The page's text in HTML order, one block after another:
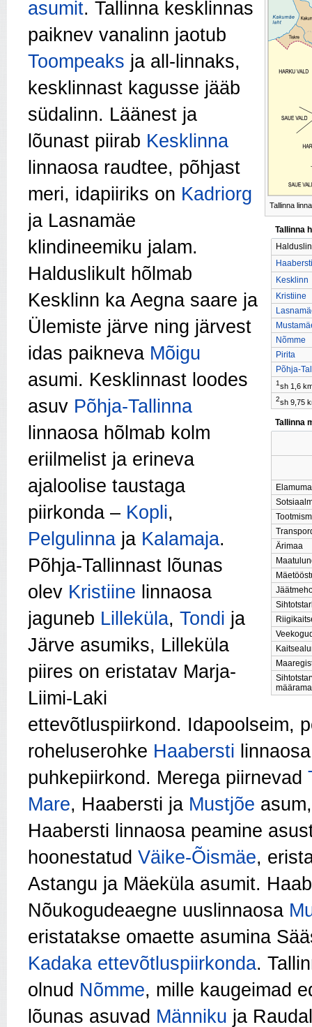
Tallinna
Tallinna
Haabersti
Kesklinn
Kristiine
Nõmme
Pirita
Põhja-
1sh 1,6
2sh 9,75
Tallinna
Ärimaa
asumit. Tallinna kesklinnas
paiknev vanalinn jaotub
Toompeaks ja all-linnaks,
kesklinnast kagusse jääb
südalinn. Läänest ja
lõunast piirab Kesklinna
linnaosa raudtee, põhjast
meri, idapiiriks on Kadriorg
ja Lasnamäe
klindineemiku jalam.
Halduslikult hõlmab
Kesklinn ka Aegna saare ja
Ülemiste järve ning järvest
idas paikneva Mõigu
asumi. Kesklinnast loodes
asuv Põhja-Tallinna
linnaosa hõlmab kolm
eriilmelist ja erineva
ajaloolise taustaga
piirkonda – Kopli,
Pelgulinna ja Kalamaja.
Põhja-Tallinnast lõunas
olev Kristiine linnaosa
jaguneb Lilleküla, Tondi ja
Järve asumiks, Lilleküla
piires on eristatav Marja-
Liimi-Laki
ettevõtluspiirkond. Idapoolseim,
roheluserohke Haabersti
puhkepiirkond. Merega piirnevad
Mare, Haabersti ja Mustjõe
Haabersti linnaosa peamine
hoonestatud Väike-Õismäe,
Astangu ja Mäeküla asumit.
Nõukogudeaegne uuslinnaosa
eristatakse omaette asumina
Kadaka ettevõtluspiirkonda.
olnud Nõmme, mille kaugeimad
lõunas asuvad Männiku ja